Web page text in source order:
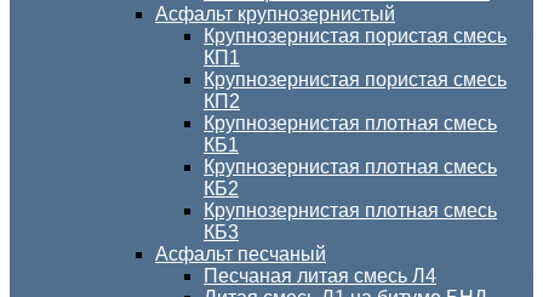
Асфальт крупнозернистый
Крупнозернистая пористая смесь
КП1
Крупнозернистая пористая смесь
КП2
Крупнозернистая плотная смесь
КБ1
Крупнозернистая плотная смесь
КБ2
Крупнозернистая плотная смесь
КБ3
Асфальт песчаный
Песчаная литая смесь Л4